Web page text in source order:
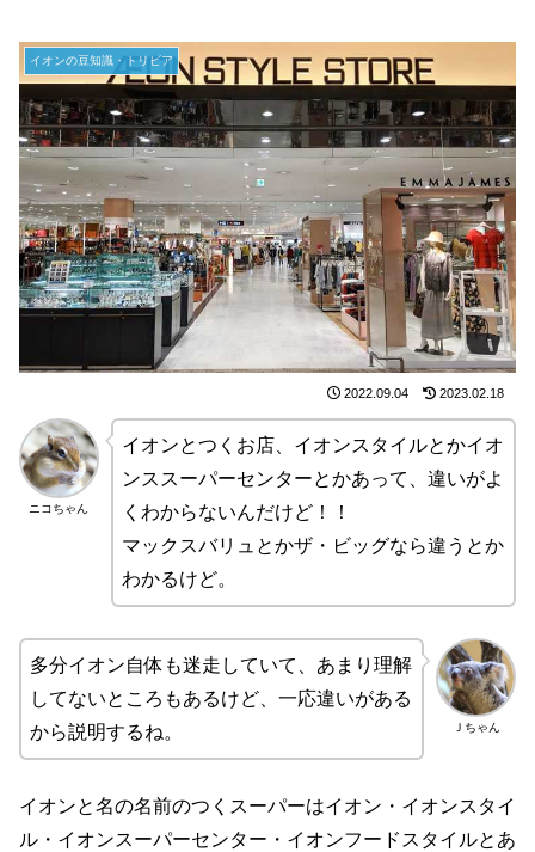
イオンの豆知識・トリビア
2022.09.04 2023.02.18
ニコちゃん
イオンとつくお店、イオンスタイルとかイオ
ンススーパーセンターとかあって、違いがよ
くわからないんだけど！！
マックスバリュとかザ・ビッグなら違うとか
わかるけど。
Ｊちゃん
多分イオン自体も迷走していて、あまり理解
してないところもあるけど、一応違いがある
から説明するね。
イオンと名の名前のつくスーパーはイオン・イオンスタイ
ル・イオンスーパーセンター・イオンフードスタイルとあ